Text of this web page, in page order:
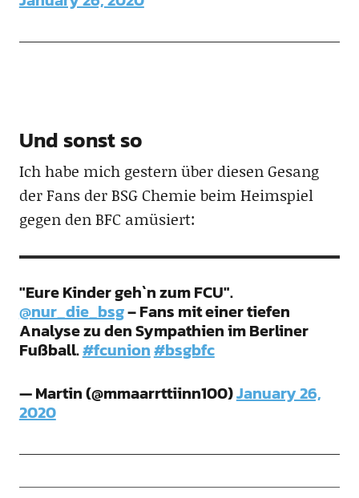
Und sonst so
Ich habe mich gestern über diesen Gesang
der Fans der BSG Chemie beim Heimspiel
gegen den BFC amüsiert:
"Eure Kinder geh`n zum FCU".
@nur_die_bsg– Fans mit einer tiefen
Analyse zu den Sympathien im Berliner
Fußball.#fcunion#bsgbfc
— Martin (@mmaarrttiinn100)January 26,
2020